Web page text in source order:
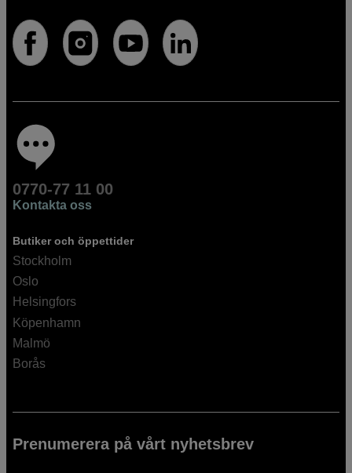
0770-77 11 00
Kontakta oss
Butiker och öppettider
Stockholm
Oslo
Helsingfors
Köpenhamn
Malmö
Borås
Prenumerera på vårt nyhetsbrev